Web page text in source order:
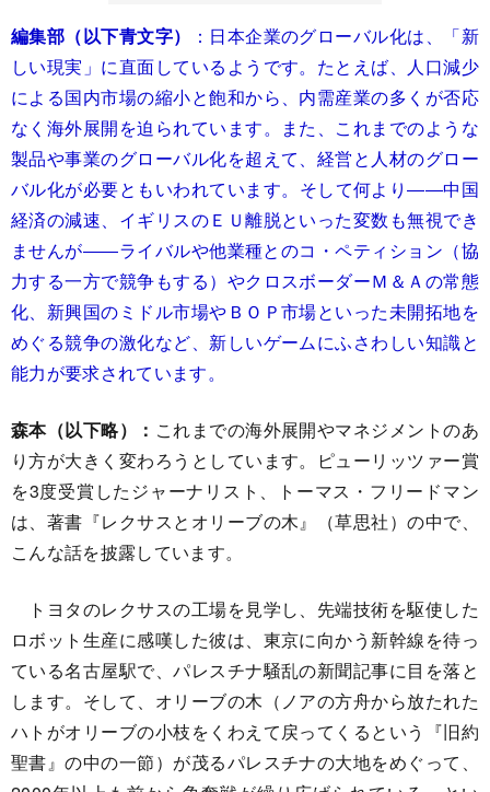
編集部（以下青文字）
：日本企業のグローバル化は、「新
しい現実」に直面しているようです。たとえば、人口減少
による国内市場の縮小と飽和から、内需産業の多くが否応
なく海外展開を迫られています。また、これまでのような
製品や事業のグローバル化を超えて、経営と人材のグロー
バル化が必要ともいわれています。そして何より――中国
経済の減速、イギリスのＥＵ離脱といった変数も無視でき
ませんが――ライバルや他業種とのコ・ペティション（協
力する一方で競争もする）やクロスボーダーＭ＆Ａの常態
化、新興国のミドル市場やＢＯＰ市場といった未開拓地を
めぐる競争の激化など、新しいゲームにふさわしい知識と
能力が要求されています。
森本（以下略）： これまでの海外展開やマネジメントのあ
り方が大きく変わろうとしています。ピューリッツァー賞
を3度受賞したジャーナリスト、トーマス・フリードマン
は、著書『レクサスとオリーブの木』（草思社）の中で、
こんな話を披露しています。
トヨタのレクサスの工場を見学し、先端技術を駆使した
ロボット生産に感嘆した彼は、東京に向かう新幹線を待っ
ている名古屋駅で、パレスチナ騒乱の新聞記事に目を落と
します。そして、オリーブの木（ノアの方舟から放たれた
ハトがオリーブの小枝をくわえて戻ってくるという『旧約
聖書』の中の一節）が茂るパレスチナの大地をめぐって、